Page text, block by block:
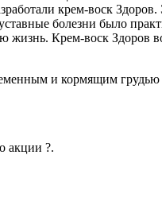
крем-воск
болезни было
Крем-воск Здоров
и кормящим
акции ?.